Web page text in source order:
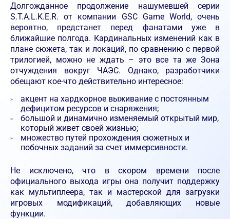
Долгожданное продолжение нашумевшей серии
S.T.A.L.K.E.R. от компании GSC Game World, очень
вероятно, предстанет перед фанатами уже в
ближайшие полгода. Кардинальных изменений как в
плане сюжета, так и локаций, по сравнению с первой
трилогией, можно не ждать – это все та же Зона
отчуждения вокруг ЧАЭС. Однако, разработчики
обещают кое-что действительно интересное:
акцент на хардкорное выживание с постоянным
дефицитом ресурсов и снаряжения;
большой и динамично изменяемый открытый мир,
который живет своей жизнью;
множество путей прохождения сюжетных и
побочных заданий за счет иммерсивности.
Не исключено, что в скором времени после
официального выхода игры она получит поддержку
как мультиплеера, так и мастерской для загрузки
игровых модификаций, добавляющих новые
функции.